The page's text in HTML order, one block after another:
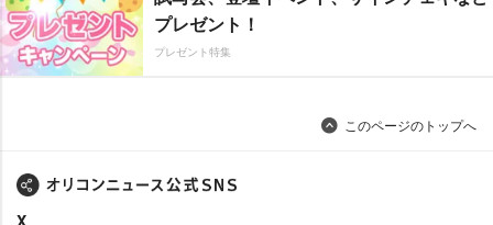
プレゼント！
プレゼント特集
このページのトップへ